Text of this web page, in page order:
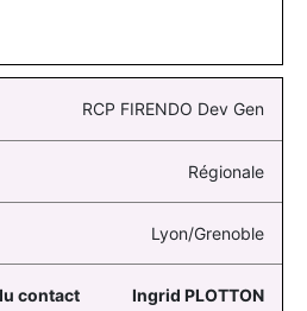
RCP FIRENDO Dev Gen
Régionale
Lyon/Grenoble
Ingrid PLOTTON